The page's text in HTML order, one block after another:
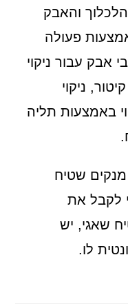
והאבק
פעולה
אבק עבור ניקוי
ניקוי
באמצעות תליה
שטיח
לקבל את
שאגי, יש
לו.